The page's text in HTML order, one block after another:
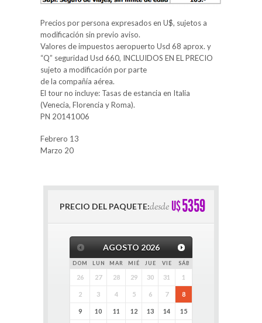
Precios por persona expresados en U$, sujetos a
modificación sin previo aviso.
Valores de impuestos aeropuerto Usd 68 aprox. y
“Q” seguridad Usd 660, INCLUIDOS EN EL PRECIO
sujeto a modificación por parte
de la compañía aérea.
El tour no incluye: Tasas de estancia en Italia
(Venecia, Florencia y Roma).
PN 20141006
Febrero 13
Marzo 20
PRECIO DEL PAQUETE:desde U$5359
AGOSTO 2026
DOM LUN MAR MIÉ JUE VIE SÁB
26 27 28 29 30 31 1
2 3 4 5 6 7 8
9 10 11 12 13 14 15